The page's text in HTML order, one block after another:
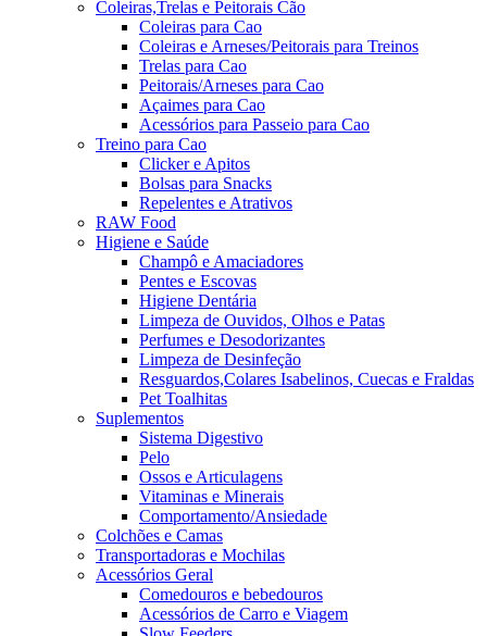
Coleiras,Trelas e Peitorais Cão
Coleiras para Cao
Coleiras e Arneses/Peitorais para Treinos
Trelas para Cao
Peitorais/Arneses para Cao
Açaimes para Cao
Acessórios para Passeio para Cao
Treino para Cao
Clicker e Apitos
Bolsas para Snacks
Repelentes e Atrativos
RAW Food
Higiene e Saúde
Champô e Amaciadores
Pentes e Escovas
Higiene Dentária
Limpeza de Ouvidos, Olhos e Patas
Perfumes e Desodorizantes
Limpeza de Desinfeção
Resguardos,Colares Isabelinos, Cuecas e Fraldas
Pet Toalhitas
Suplementos
Sistema Digestivo
Pelo
Ossos e Articulagens
Vitaminas e Minerais
Comportamento/Ansiedade
Colchões e Camas
Transportadoras e Mochilas
Acessórios Geral
Comedouros e bebedouros
Acessórios de Carro e Viagem